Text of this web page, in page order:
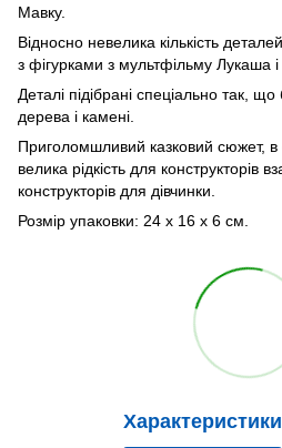
Мавку.
Відносно невелика кількість
з фігурками з мультфільму Лукаша
Деталі підібрані спеціально так,
дерева і камені.
Приголомшливий казковий сюжет, в
велика рідкість для конструкторів
конструкторів для дівчинки.
Розмір упаковки: 24 х 16 х 6 см.
Характеристики